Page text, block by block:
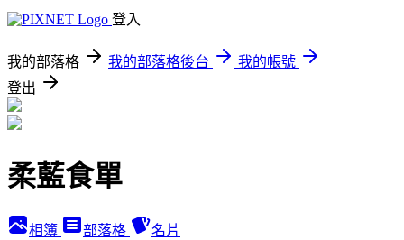
登入
我的部落格 我的部落格後台
我的帳號
登出
柔藍食單
相簿 部落格 名片